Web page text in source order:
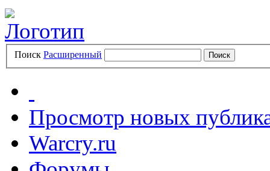
Поиск Расширенный
Просмотр новых
Warcry.ru